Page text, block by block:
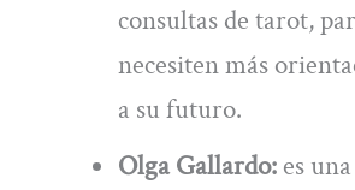
consultas de tarot,
necesiten más
a su futuro.
Olga Gallardo: es